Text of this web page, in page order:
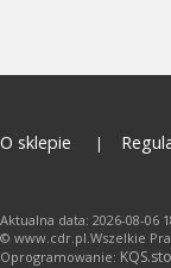
O sklepie
Aktualna data: 2026-08-06
© www.cdr.pl.Wszelkie
Oprogramowanie: